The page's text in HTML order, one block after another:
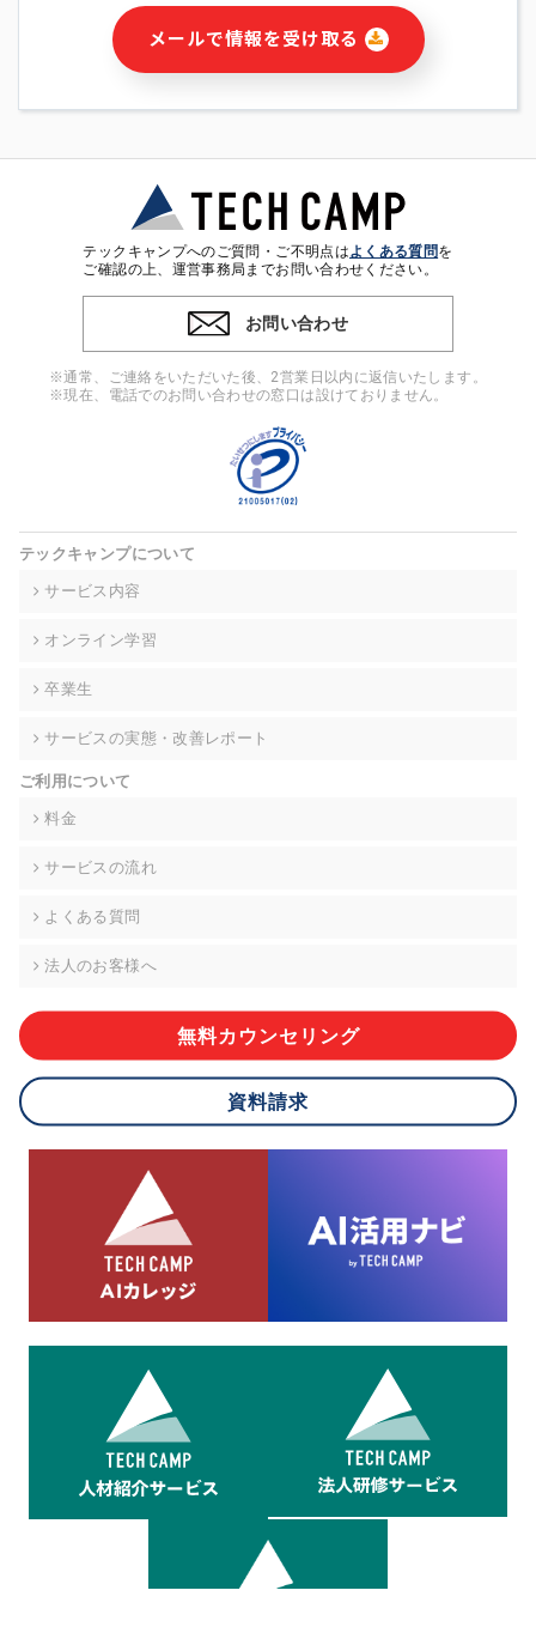
・本サービス及び本サービスに関連する情報(当社及び第三者の
サービス又は商品等の広告配信・宣伝を含みますが、それらに
・個人(法人の場合は担当者)を識別できない形式に加工した統
計情報の作成および利用
※上記の利用目的に基づいた本人への連絡及び配信について
4. 個人情報の第三者提供
ンをとるために、氏名等の一部の情報をサービス内で使用する
チャットツールで発信することにより、本サービスの他の利用
者等に提供することがあります。
当社は事業運営上、前項利用目的の範囲に限って個人情報を外
高い委託先を選定し、個人情報の適正管理・機密保持について
個人情報の開示等(利用目的の通知、開示、内容の訂正・追加・
て、下記の当社問合わせ窓口に申し出ることができます。その
的な期間内に対応いたします。ただし、申請が本人確認が不可
により、ご希望に添えない場合があります。 なお、アクセスロ
グなどの個人情報以外の情報については、原則として開示等は
株式会社div 個人情報問合せ窓口
メールアドレス:privacy_policy@di-v.co.jp
ご本人様が当社に個人情報を提供されるかどうかは任意による
応ができない場合があります。
8.cookieにより取得・分析した情報とその利用について
当社は第三者が運営するデータ・マネジメント・プラットフォ
ームからcookieにより収集されたウェブの閲覧機歴及びその分
析結果を取得し、これをお客様の個人データと結びつけた上
で、広告配信等の目的で利用いたします。
メールで情報を受け取る
テックキャンプへのご質問・ご不明点はよくある質問を
ご確認の上、運営事務局までお問い合わせください。
お問い合わせ
※通常、ご連絡をいただいた後、2営業日以内に返信いたします。
※現在、電話でのお問い合わせの窓口は設けておりません。
テックキャンプについて
サービス内容
オンライン学習
卒業生
サービスの実態・改善レポート
ご利用について
料金
サービスの流れ
よくある質問
法人のお客様へ
無料カウンセリング
資料請求